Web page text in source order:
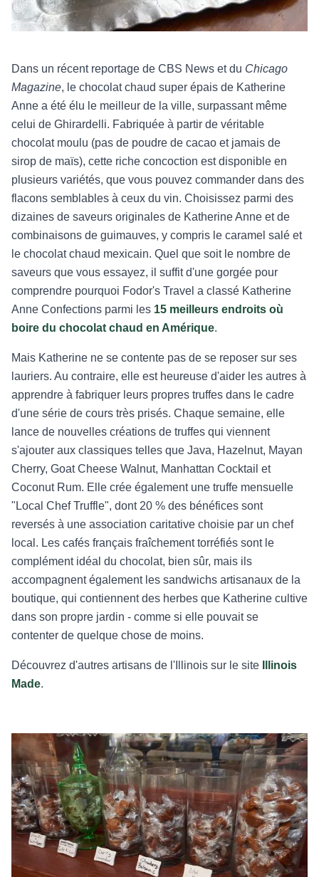
Dans un récent reportage de CBS News et du Chicago
Magazine, le chocolat chaud super épais de Katherine
Anne a été élu le meilleur de la ville, surpassant même
celui de Ghirardelli. Fabriquée à partir de véritable
chocolat moulu (pas de poudre de cacao et jamais de
sirop de maïs), cette riche concoction est disponible en
plusieurs variétés, que vous pouvez commander dans des
flacons semblables à ceux du vin. Choisissez parmi des
dizaines de saveurs originales de Katherine Anne et de
combinaisons de guimauves, y compris le caramel salé et
le chocolat chaud mexicain. Quel que soit le nombre de
saveurs que vous essayez, il suffit d'une gorgée pour
comprendre pourquoi Fodor's Travel a classé Katherine
Anne Confections parmi les 15 meilleurs endroits où
boire du chocolat chaud en Amérique.
Mais Katherine ne se contente pas de se reposer sur ses
lauriers. Au contraire, elle est heureuse d'aider les autres à
apprendre à fabriquer leurs propres truffes dans le cadre
d'une série de cours très prisés. Chaque semaine, elle
lance de nouvelles créations de truffes qui viennent
s'ajouter aux classiques telles que Java, Hazelnut, Mayan
Cherry, Goat Cheese Walnut, Manhattan Cocktail et
Coconut Rum. Elle crée également une truffe mensuelle
"Local Chef Truffle", dont 20 % des bénéfices sont
reversés à une association caritative choisie par un chef
local. Les cafés français fraîchement torréfiés sont le
complément idéal du chocolat, bien sûr, mais ils
accompagnent également les sandwichs artisanaux de la
boutique, qui contiennent des herbes que Katherine cultive
dans son propre jardin - comme si elle pouvait se
contenter de quelque chose de moins.
Découvrez d'autres artisans de l'Illinois sur le site
Illinois
Made.